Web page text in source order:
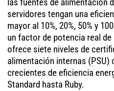
las fuentes de alimentación
servidores tengan una
mayor al 10%, 20%, 50% y
un factor de potencia real
ofrece siete niveles de
alimentación internas (PSU)
crecientes de eficiencia
Standard hasta Ruby.